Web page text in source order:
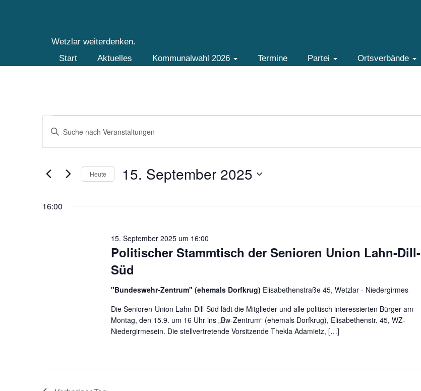
Wetzlar weiterdenken.
Hauptnavigation
Start Aktuelles Kommunalwahl 2026 Termine Partei Ortsverbände
Veranstaltungen
für
September
Suche
und
Navigation
Bitte
Schlüsselwort
eingeben.
VeranstaltungenHeute 15. September 2025
16:00
Politischer Stammtisch der Senioren Union Lahn-Dill-
Süd
15. September 2025 um 16:00
"Bundeswehr-Zentrum" (ehemals Dorfkrug) Elisabethenstraße 45, Wetzlar - Niedergirmes
Die Senioren-Union Lahn-Dill-Süd lädt die Mitglieder und alle politisch interessierten Bürger am
Montag, den 15.9. um 16 Uhr ins „Bw-Zentrum“ (ehemals Dorfkrug), Elisabethenstr. 45, WZ-
Niedergirmesein. Die stellvertretende Vorsitzende Thekla Adamietz, […]